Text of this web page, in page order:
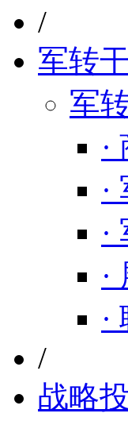
/
军转
军
·
·
·
·
·
/
战略